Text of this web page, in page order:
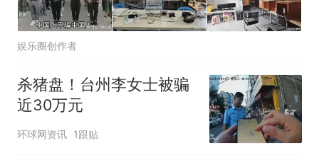
娱乐圈创作者
杀猪盘！台州李女士被骗
近30万元
环球网资讯 1跟贴